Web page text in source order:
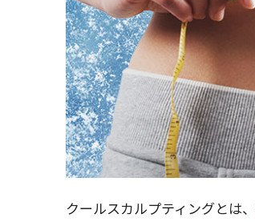
クールスカルプティングとは、